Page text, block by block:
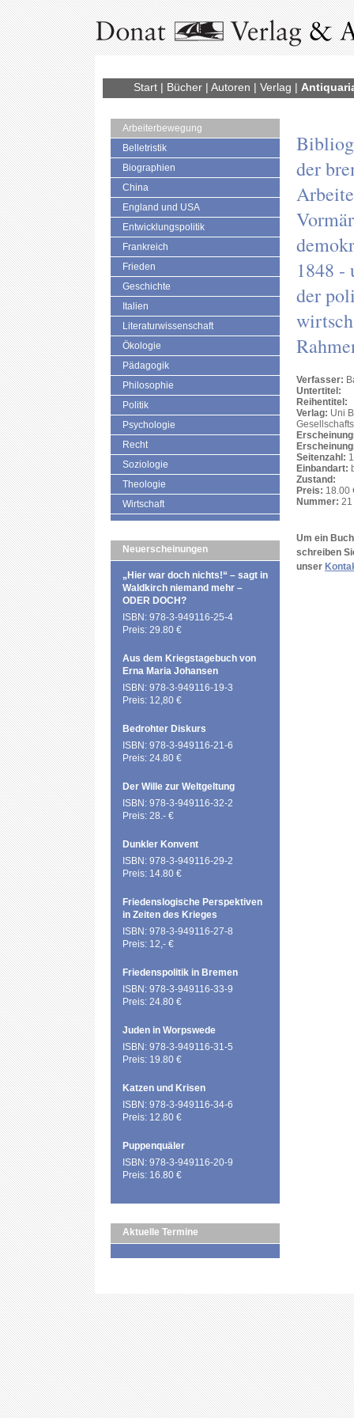
Start | Bücher | Autoren | Verlag |
Arbeiterbewegung
Belletristik
Biographien
China
England und USA
Entwicklungspolitik
Frankreich
Frieden
Geschichte
Italien
Literaturwissenschaft
Ökologie
Pädagogik
Philosophie
Politik
Psychologie
Recht
Soziologie
Theologie
Wirtschaft
Neuerscheinungen
„Hier war doch nichts!“ – sagt in
Waldkirch niemand mehr –
ODER DOCH?
ISBN: 978-3-949116-25-4
Preis: 29.80 €
Aus dem Kriegstagebuch von
Erna Maria Johansen
ISBN: 978-3-949116-19-3
Preis: 12,80 €
Bedrohter Diskurs
ISBN: 978-3-949116-21-6
Preis: 24.80 €
Der Wille zur Weltgeltung
ISBN: 978-3-949116-32-2
Preis: 28.- €
Dunkler Konvent
ISBN: 978-3-949116-29-2
Preis: 14.80 €
Friedenslogische Perspektiven
in Zeiten des Krieges
ISBN: 978-3-949116-27-8
Preis: 12,- €
Friedenspolitik in Bremen
ISBN: 978-3-949116-33-9
Preis: 24.80 €
Juden in Worpswede
ISBN: 978-3-949116-31-5
Preis: 19.80 €
Katzen und Krisen
ISBN: 978-3-949116-34-6
Preis: 12.80 €
Puppenquäler
ISBN: 978-3-949116-20-9
Preis: 16.80 €
Aktuelle Termine
der
1848 -
der
Verfasser:
Untertitel:
Reihentitel:
Verlag: Uni
Seitenzahl:
Einbandart:
Zustand:
Preis: 18.00
Nummer: 21
Um ein
schreiben
unser